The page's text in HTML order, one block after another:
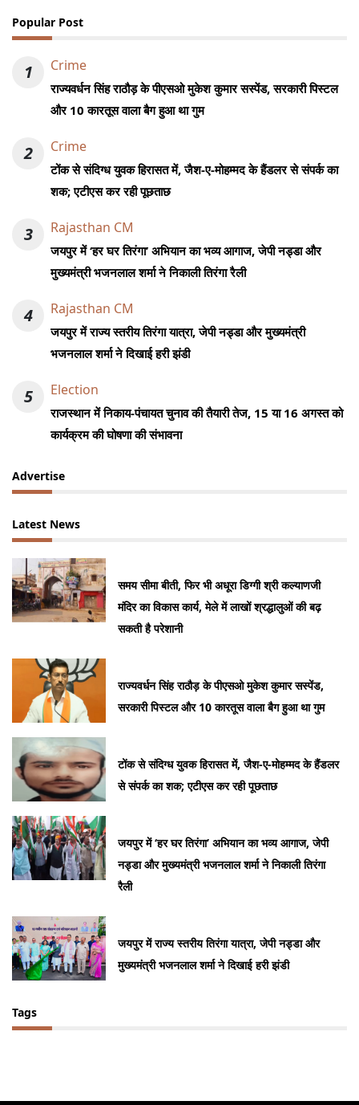
Popular Post
1 Crime
राज्यवर्धन सिंह राठौड़ के पीएसओ मुकेश कुमार सस्पेंड, सरकारी पिस्टल
और 10 कारतूस वाला बैग हुआ था गुम
2 Crime
टोंक से संदिग्ध युवक हिरासत में, जैश-ए-मोहम्मद के हैंडलर से संपर्क का
शक; एटीएस कर रही पूछताछ
3 Rajasthan CM
जयपुर में ‘हर घर तिरंगा’ अभियान का भव्य आगाज, जेपी नड्डा और
मुख्यमंत्री भजनलाल शर्मा ने निकाली तिरंगा रैली
4 Rajasthan CM
जयपुर में राज्य स्तरीय तिरंगा यात्रा, जेपी नड्डा और मुख्यमंत्री
भजनलाल शर्मा ने दिखाई हरी झंडी
5 Election
राजस्थान में निकाय-पंचायत चुनाव की तैयारी तेज, 15 या 16 अगस्त को
कार्यक्रम की घोषणा की संभावना
Advertise
Latest News
समय सीमा बीती, फिर भी अधूरा डिग्गी श्री कल्याणजी
मंदिर का विकास कार्य, मेले में लाखों श्रद्धालुओं की बढ़
सकती है परेशानी
राज्यवर्धन सिंह राठौड़ के पीएसओ मुकेश कुमार सस्पेंड,
सरकारी पिस्टल और 10 कारतूस वाला बैग हुआ था गुम
टोंक से संदिग्ध युवक हिरासत में, जैश-ए-मोहम्मद के हैंडलर
से संपर्क का शक; एटीएस कर रही पूछताछ
जयपुर में ‘हर घर तिरंगा’ अभियान का भव्य आगाज, जेपी
नड्डा और मुख्यमंत्री भजनलाल शर्मा ने निकाली तिरंगा
रैली
जयपुर में राज्य स्तरीय तिरंगा यात्रा, जेपी नड्डा और
मुख्यमंत्री भजनलाल शर्मा ने दिखाई हरी झंडी
Tags